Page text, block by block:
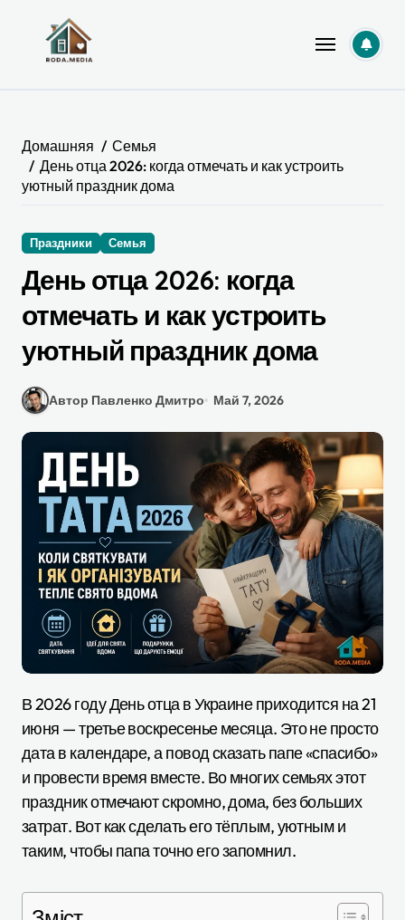
содержанию
Домашняя
Семья
День отца 2026: когда отмечать и как устроить
уютный праздник дома
Праздники Семья
День отца 2026: когда
отмечать и как устроить
уютный праздник дома
Автор Павленко Дмитро Май 7, 2026
В 2026 году День отца в Украине приходится на 21
июня — третье воскресенье месяца. Это не просто
дата в календаре, а повод сказать папе «спасибо»
и провести время вместе. Во многих семьях этот
праздник отмечают скромно, дома, без больших
затрат. Вот как сделать его тёплым, уютным и
таким, чтобы папа точно его запомнил.